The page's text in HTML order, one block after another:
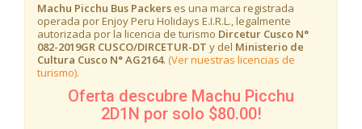
Machu Picchu Bus Packers es una marca registrada
operada por Enjoy Peru Holidays E.I.R.L., legalmente
autorizada por la licencia de turismo Dircetur Cusco N°
082-2019GR CUSCO/DIRCETUR-DT y del Ministerio de
Cultura Cusco N° AG2164. (Ver nuestras licencias de
turismo).
Oferta descubre Machu Picchu
2D1N por solo $80.00!